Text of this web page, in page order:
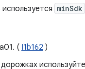
используется minSdk
( I1b162 )